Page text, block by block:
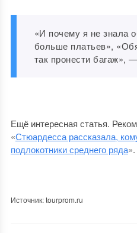
«И почему я не знала
больше платьев»,
так пронести багаж»,
Ещё интересная статья.
«Стюардесса рассказала,
подлокотники среднего ряда».
Источник: tourprom.ru